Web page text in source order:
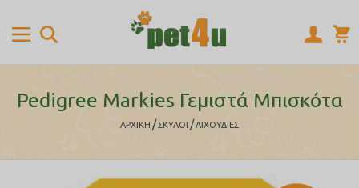
Pedigree Markies Γεμιστά Μπισκότα
ΑΡΧΙΚΉ /ΣΚΥΛΟΙ /ΛΙΧΟΥΔΙΕΣ